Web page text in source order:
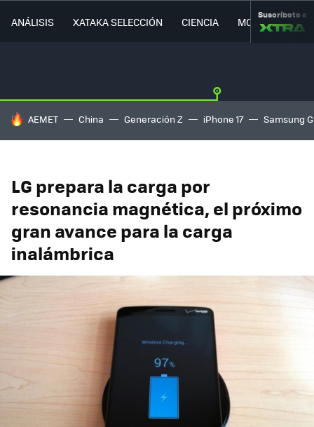
ANÁLISIS XATAKA SELECCIÓN CIENCIA MOVILIDAD
Suscríbete a
HOY SE HABLA DE
AEMET China Generación Z iPhone 17 Samsung
LG prepara la carga por
resonancia magnética, el próximo
gran avance para la carga
inalámbrica